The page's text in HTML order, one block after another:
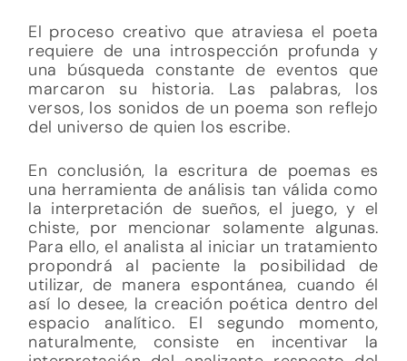
El proceso creativo que atraviesa el poeta
requiere de una introspección profunda y
una búsqueda constante de eventos que
marcaron su historia. Las palabras, los
versos, los sonidos de un poema son reflejo
del universo de quien los escribe.
En conclusión, la escritura de poemas es
una herramienta de análisis tan válida como
la interpretación de sueños, el juego, y el
chiste, por mencionar solamente algunas.
Para ello, el analista al iniciar un tratamiento
propondrá al paciente la posibilidad de
utilizar, de manera espontánea, cuando él
así lo desee, la creación poética dentro del
espacio analítico. El segundo momento,
naturalmente, consiste en incentivar la